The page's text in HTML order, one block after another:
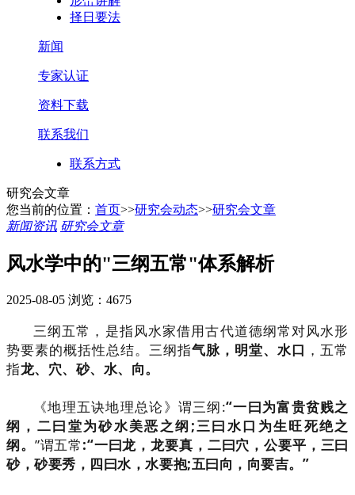
择日要法
新闻
专家认证
资料下载
联系我们
联系方式
研究会文章
您当前的位置： 首页>>研究会动态>>研究会文章
新闻资讯 研究会文章
风水学中的"三纲五常"体系解析
2025-08-05 浏览：4675
三纲五常，是指风水家借用古代道德纲常对风水形
势要素的概括性总结。三纲指气脉，明堂、水口 ，五常
指龙、穴、砂、水、向。
《地理五诀地理总论》谓三纲:“一曰为富贵贫贱之
纲，二曰堂为砂水美恶之纲;三曰水口为生旺死绝之
纲。 ”谓五常:“一曰龙，龙要真，二曰穴，公要平，三曰
砂，砂要秀，四曰水，水要抱;五曰向，向要吉。”